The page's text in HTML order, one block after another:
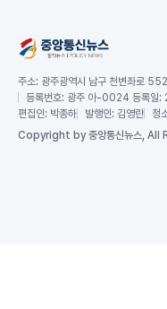
주소: 광주광역시 남구 천변좌로
등록번호: 광주 아-0024 등록
편집인: 박종하 발행인: 김영란 청
Copyright by 중앙통신뉴스, All